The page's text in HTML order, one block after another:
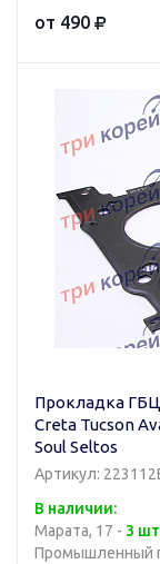
от 490
Прокладка ГБЦ
Creta Tucson
Soul Seltos
Артикул:
В наличии:
Марата, 17 - 3 шт
Промышленный